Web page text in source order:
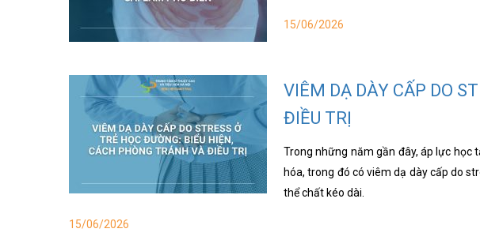
15/06/2026
VIÊM DẠ DÀY CẤP DO
ĐIỀU TRỊ
Trong những năm gần đây, áp lực học
hóa, trong đó có viêm dạ dày cấp do
thể chất kéo dài.
15/06/2026